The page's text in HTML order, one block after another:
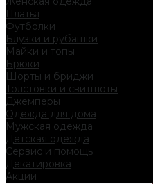
Платья
Футболки
Блузки и рубашки
Майки и топы
Брюки
Шорты и бриджи
Толстовки и свитшоты
Джемперы
Одежда для дома
Мужская одежда
Детская одежда
Сервис и помощь
Декатировка
Акции